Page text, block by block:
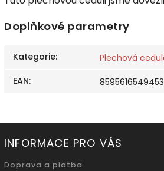
Doplňkové parametry
Kategorie:
Plechová
EAN: 8595616549453
INFORMACE PRO VÁS
Doprava a platba